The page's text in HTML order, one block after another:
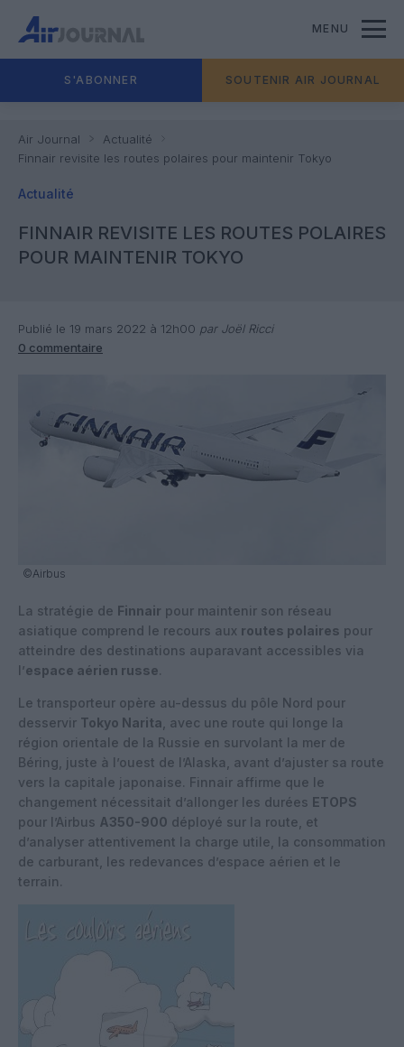
MENU
S'ABONNER SOUTENIR AIR JOURNAL
Air Journal
Actualité
Finnair revisite les routes polaires pour maintenir Tokyo
Actualité
FINNAIR REVISITE LES ROUTES POLAIRES
POUR MAINTENIR TOKYO
Publié le 19 mars 2022 à 12h00 par Joël Ricci
0 commentaire
©Airbus
La stratégie de Finnair pour maintenir son réseau
asiatique comprend le recours aux routes polaires pour
atteindre des destinations auparavant accessibles via
l’espace aérien russe.
Le transporteur opère au-dessus du pôle Nord pour
desservir Tokyo Narita , avec une route qui longe la
région orientale de la Russie en survolant la mer de
Béring, juste à l’ouest de l’Alaska, avant d’ajuster sa route
vers la capitale japonaise. Finnair affirme que le
changement nécessitait d’allonger les durées ETOPS
pour l’Airbus A350-900 déployé sur la route, et
d’analyser attentivement la charge utile, la consommation
de carburant, les redevances d’espace aérien et le
terrain.